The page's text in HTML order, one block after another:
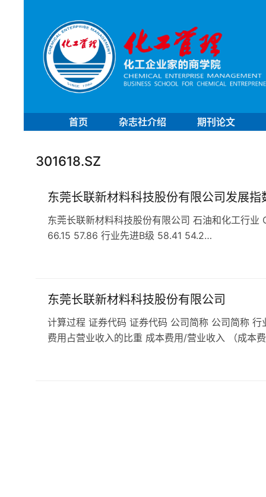
首页 杂志社介绍 期刊论文
301618.SZ
东莞长联新材料科技股份有限公司发展指
东莞长联新材料科技股份有限公司 石油和化工行
66.15 57.86 行业先进B级 58.41 54.2…
东莞长联新材料科技股份有限公司
计算过程 证券代码 证券代码 公司简称 公司简称
费用占营业收入的比重 成本费用/营业收入 （成本